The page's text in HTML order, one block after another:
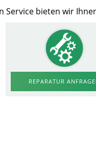
Service bieten wir
REPARATUR